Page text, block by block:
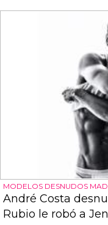
MODELOS DESNUDOS
André Costa
Rubio le robó a